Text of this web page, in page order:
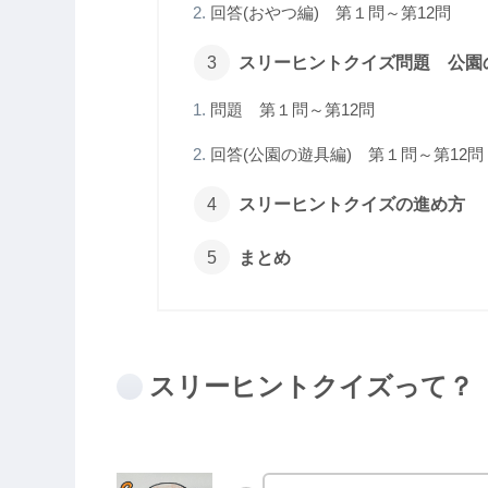
回答(おやつ編) 第１問～第12問
スリーヒントクイズ問題 公園
問題 第１問～第12問
回答(公園の遊具編) 第１問～第12問
スリーヒントクイズの進め方
まとめ
スリーヒントクイズって？